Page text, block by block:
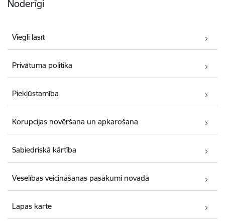
Noderīgi
Viegli lasīt
Privātuma politika
Piekļūstamība
Korupcijas novēršana un apkarošana
Sabiedriskā kārtība
Veselības veicināšanas pasākumi novadā
Lapas karte